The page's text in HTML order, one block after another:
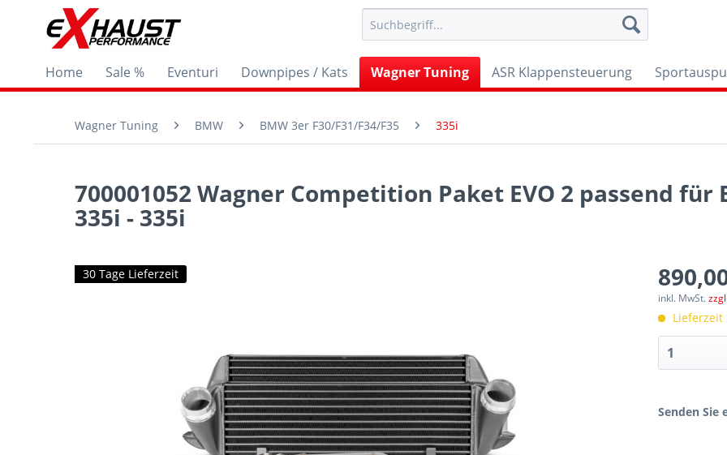
Home Sale % Eventuri Downpipes / Kats Wagner Tuning ASR Klappensteuerung
Wagner Tuning BMW BMW 3er F30/F31/F34/F35 335i
700001052 Wagner Competition Paket EVO 2 passend für
335i - 335i
30 Tage Lieferzeit
inkl. MwSt.
Lieferzeit
Senden Sie